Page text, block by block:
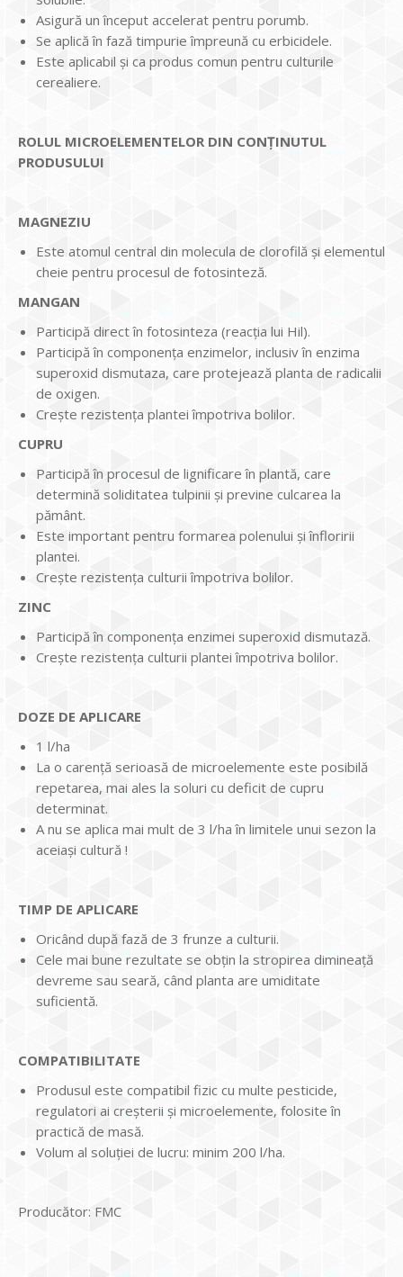
Asigură un început accelerat pentru porumb.
Se aplică în fază timpurie împreună cu erbicidele.
Este aplicabil şi ca produs comun pentru culturile
cerealiere.
ROLUL MICROELEMENTELOR DIN CONȚINUTUL
PRODUSULUI
MAGNEZIU
Este atomul central din molecula de clorofilă și elementul
cheie pentru procesul de fotosinteză.
MANGAN
Participă direct în fotosinteza (reacţia lui Hil).
Participă în componenţa enzimelor, inclusiv în enzima
superoxid dismutaza, care protejează planta de radicalii
de oxigen.
Creşte rezistenţa plantei împotriva bolilor.
CUPRU
Participă în procesul de lignificare în plantă, care
determină soliditatea tulpinii şi previne culcarea la
pământ.
Este important pentru formarea polenului şi înfloririi
plantei.
Creşte rezistenţa culturii împotriva bolilor.
ZINC
Participă în componenţa enzimei superoxid dismutază.
Creşte rezistenţa culturii plantei împotriva bolilor.
DOZE DE APLICARE
1 l/ha
La o carenţă serioasă de microelemente este posibilă
repetarea, mai ales la soluri cu deficit de cupru
determinat.
A nu se aplica mai mult de 3 l/ha în limitele unui sezon la
aceiaşi cultură !
TIMP DE APLICARE
Oricând după fază de 3 frunze a culturii.
Cele mai bune rezultate se obţin la stropirea dimineaţă
devreme sau seară, când planta are umiditate
suficientă.
COMPATIBILITATE
Produsul este compatibil fizic cu multe pesticide,
regulatori ai creşterii şi microelemente, folosite în
practică de masă.
Volum al soluției de lucru: minim 200 l/ha.
Producător: FMC